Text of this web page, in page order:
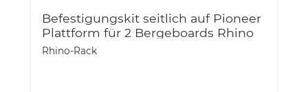
Befestigungskit seitlich auf Pioneer
Plattform für 2 Bergeboards Rhino
Rack 50-1643159
Rhino-Rack